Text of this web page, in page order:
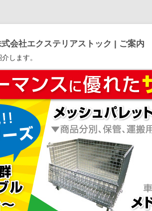
会社エクステリアストック | ご案内
します。